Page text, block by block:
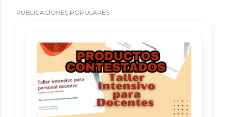
PUBLICACIONES POPULARES